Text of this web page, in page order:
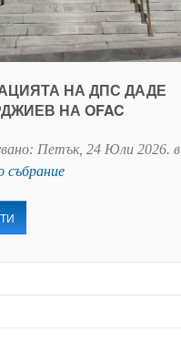
НА ДПС ДАДЕ
НА OFAC
Петък, 24 Юли 2026. в
събрание